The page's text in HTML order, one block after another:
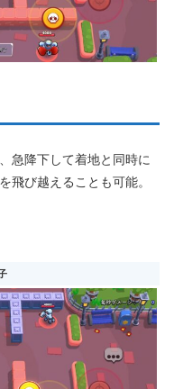
急降下して着地と同時に
飛び越えることも可能。